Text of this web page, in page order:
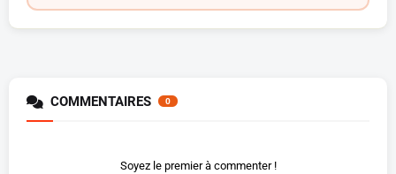
COMMENTAIRES 0
Soyez le premier à commenter !